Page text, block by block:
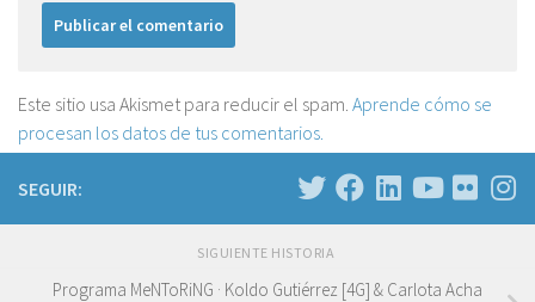
Este sitio usa Akismet para reducir el spam. Aprende cómo se
procesan los datos de tus comentarios.
SEGUIR:
SIGUIENTE HISTORIA
Programa MeNToRiNG · Koldo Gutiérrez [4G] & Carlota Acha